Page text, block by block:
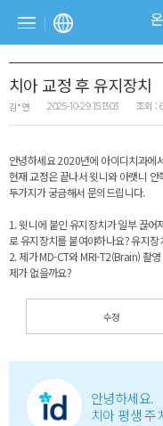
치아 교정 후 유지장치
김*연 2025-10-29 15:13:03 조회 :
안녕하세요 2020년에 아이디치과에
현재 교정은 끝나서 윗니와 아랫니
두가지가 궁금해서 문의드립니다.
1. 윗니에 붙인 유지장치가 일부 끊
로 유지장치를 붙여야하나요? 유지
2. 제가 MD-CT와 MRI-T2(Brain) 촬
제가 없을까요?
수정
안녕하세요.
치아 평생 주